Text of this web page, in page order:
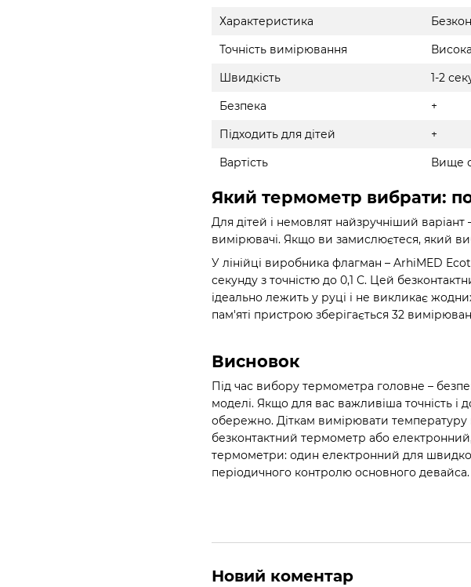
Характеристика
Точність вимірювання
Швидкість
1-2
Безпека
+
Підходить для дітей
+
Вартість
Вище
Який термометр вибрати:
Для дітей і немовлят найзручніший варіант
вимірювачі. Якщо ви замислюєтеся, який
У лінійці виробника флагман – ArhiMED
секунду з точністю до 0,1 С. Цей
ідеально лежить у руці і не викликає
пам'яті пристрою зберігається 32
Висновок
Під час вибору термометра головне –
моделі. Якщо для вас важливіша точність і
обережно. Діткам вимірювати
безконтактний термометр або
термометри: один електронний для
періодичного контролю основного девайса.
Новий коментар